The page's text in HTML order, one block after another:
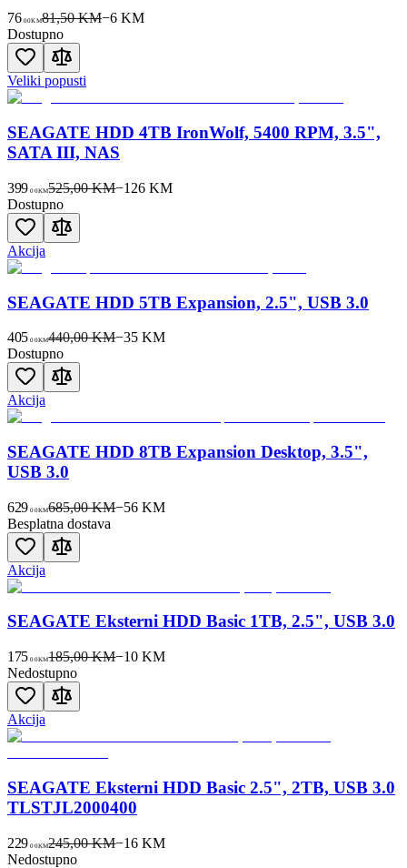
76 00KM81,50 KM−6KM
Dostupno
Veliki popusti
SEAGATE HDD 4TB IronWolf, 5400 RPM, 3.5",
SATA III, NAS
399 00KM525,00 KM−126 KM
Dostupno
Akcija
SEAGATE HDD 5TB Expansion, 2.5", USB 3.0
405 00KM440,00 KM−35 KM
Dostupno
Akcija
SEAGATE HDD 8TB Expansion Desktop, 3.5",
USB 3.0
629 00KM685,00 KM−56 KM
Besplatna dostava
Akcija
SEAGATE Eksterni HDD Basic 1TB, 2.5", USB 3.0
175 00KM185,00 KM−10 KM
Nedostupno
Akcija
SEAGATE Eksterni HDD Basic 2.5", 2TB, USB 3.0
TLSTJL2000400
229 00KM245,00 KM−16 KM
Nedostupno